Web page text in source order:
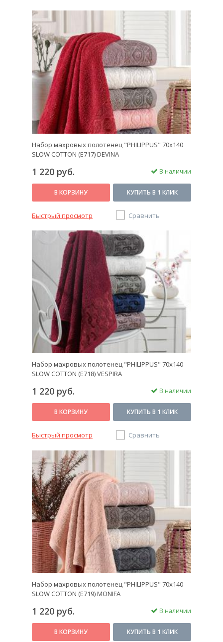
Набор махровых полотенец "PHILIPPUS" 70х140
SLOW COTTON (E717) DEVINA
1 220 руб. В наличии
В КОРЗИНУ КУПИТЬ В 1 КЛИК
Быстрый просмотр Сравнить
Набор махровых полотенец "PHILIPPUS" 70х140
SLOW COTTON (E718) VESPIRA
1 220 руб. В наличии
В КОРЗИНУ КУПИТЬ В 1 КЛИК
Быстрый просмотр Сравнить
Набор махровых полотенец "PHILIPPUS" 70х140
SLOW COTTON (E719) MONIFA
1 220 руб. В наличии
В КОРЗИНУ КУПИТЬ В 1 КЛИК